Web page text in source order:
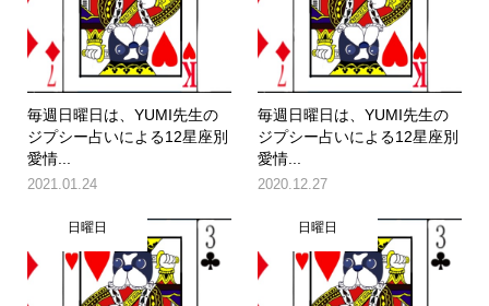
毎週日曜日は、YUMI先生の
ジプシー占いによる12星座別
愛情...
2021.01.24
毎週日曜日は、YUMI先生の
ジプシー占いによる12星座別
愛情...
2020.12.27
日曜日 日曜日